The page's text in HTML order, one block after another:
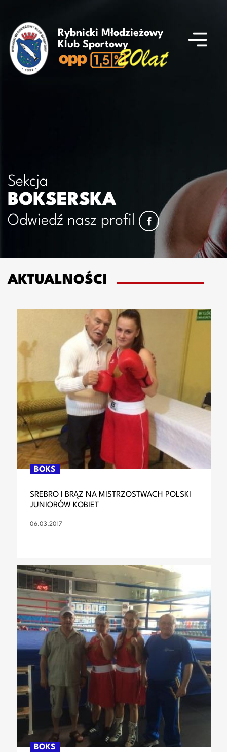
Rybnicki Młodzieżowy
Klub Sportowy
Sekcja
BOKSERSKA
Odwiedź nasz profil
AKTUALNOŚCI
BOKS
SREBRO I BRĄZ NA MISTRZOSTWACH POLSKI
JUNIORÓW KOBIET
06.03.2017
BOKS